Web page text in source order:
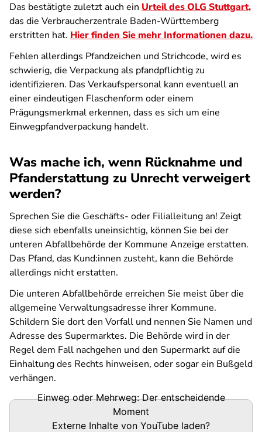
Das bestätigte zuletzt auch ein Urteil des OLG Stuttgart,
das die Verbraucherzentrale Baden-Württemberg
erstritten hat. Hier finden Sie mehr Informationen dazu.
Fehlen allerdings Pfandzeichen und Strichcode, wird es
schwierig, die Verpackung als pfandpflichtig zu
identifizieren. Das Verkaufspersonal kann eventuell an
einer eindeutigen Flaschenform oder einem
Prägungsmerk­mal erkennen, dass es sich um eine
Einwegpfandverpackung handelt.
Was mache ich, wenn Rücknahme und
Pfanderstattung zu Unrecht verweigert
werden?
Sprechen Sie die Geschäfts- oder Filialleitung an! Zeigt
diese sich ebenfalls uneinsichtig, können Sie bei der
unteren Abfallbehörde der Kommune Anzeige erstatten.
Das Pfand, das Kund:innen zusteht, kann die Behörde
allerdings nicht erstatten.
Die unteren Abfallbehörde erreichen Sie meist über die
allgemeine Verwaltungsadresse ihrer Kommune.
Schildern Sie dort den Vorfall und nennen Sie Namen und
Adresse des Supermarktes. Die Behörde wird in der
Regel dem Fall nachgehen und den Supermarkt auf die
Einhaltung des Rechts hinweisen, oder sogar ein Bußgeld
verhängen.
Einweg oder Mehrweg: Der entscheidende
Moment
Externe Inhalte von YouTube laden?